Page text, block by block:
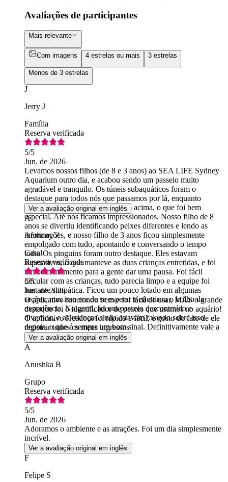
Avaliações de participantes
Mais relevante
Com imagens 4 estrelas ou mais 3 estrelas
Menos de 3 estrelas
J
Jerry J
Família
Reserva verificada
5/5
Jun. de 2026
Levamos nossos filhos (de 8 e 3 anos) ao SEA LIFE Sydney
Aquarium outro dia, e acabou sendo um passeio muito
agradável e tranquilo. Os túneis subaquáticos foram o
destaque para todos nós que passamos por lá, enquanto
tubarões e grandes raias nadavam acima, o que foi bem
especial. Até nós ficamos impressionados. Nosso filho de 8
anos se divertiu identificando peixes diferentes e lendo as
informações, e nosso filho de 3 anos ficou simplesmente
empolgado com tudo, apontando e conversando o tempo
todo. Os pinguins foram outro destaque. Eles estavam
superativos, o que manteve as duas crianças entretidas, e foi
um bom momento para a gente dar uma pausa. Foi fácil
circular com as crianças, tudo parecia limpo e a equipe foi
bastante simpática. Ficou um pouco lotado em algumas
seções, mas isso era de se esperar e não tirou o brilho da
experiência. No geral, foi um passeio descontraído e
divertido, e as crianças ainda estavam falando sobre isso
depois, o que é sempre um bom sinal. Definitivamente vale a
pena visitar.
Ver a avaliação original em inglês
A
Anthony Z
Casal
Reserva verificada
5/5
Jun. de 2026
O aplicativo funcionou bem e foi fácil de usar, MAS o grande
destaque foi o identificador de peixes que usamos no aquário!
O aplicativo Headout foi rápido e fácil, e gosto do fato de ele
registrar todos os meus ingressos
Ver a avaliação original em inglês
A
Anushka B
Grupo
Reserva verificada
5/5
Jun. de 2026
Adoramos o ambiente e as atrações. Foi um dia simplesmente
incrível.
Ver a avaliação original em inglês
F
Felipe S